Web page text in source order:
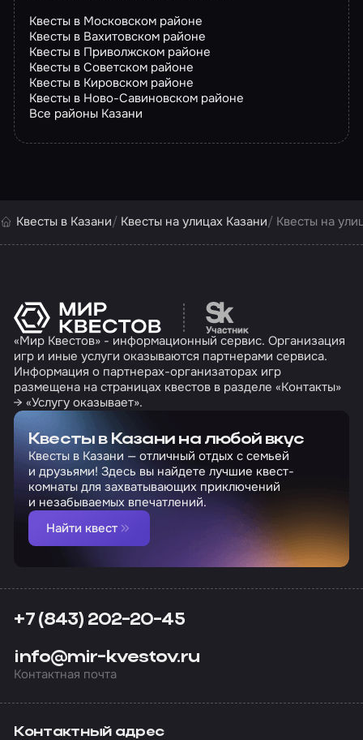
Квесты в Московском районе
Квесты в Вахитовском районе
Квесты в Приволжском районе
Квесты в Советском районе
Квесты в Кировском районе
Квесты в Ново-Савиновском районе
Все районы Казани
Квесты в Казани Квесты на улицах Казани Квесты на
Перейти на сайт
«Мир Квестов» - информационный сервис. Организация
игр и иные услуги оказываются партнерами сервиса.
Информация о партнерах-организаторах игр
размещена на страницах квестов в разделе «Контакты»
→ «Услугу оказывает».
Квесты в Казани на любой вкус
Квесты в Казани — отличный отдых с семьей
и друзьями! Здесь вы найдете лучшие квест-
комнаты для захватывающих приключений
и незабываемых впечатлений.
Найти квест
+7 (843) 202-20-45
info@mir-kvestov.ru
Контактная почта
Контактный адрес